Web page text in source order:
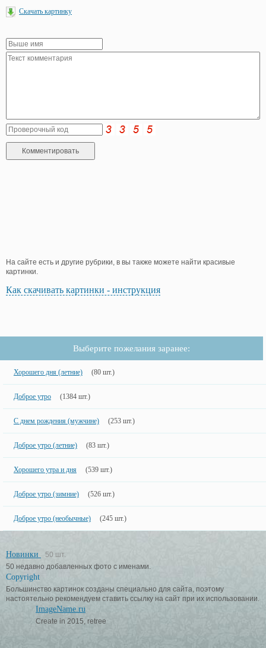
Скачать картинку
На сайте есть и другие рубрики, в вы также можете найти красивые
картинки.
Как скачивать картинки - инструкция
Выберите пожелания заранее:
Хорошего дня (летние) (80 шт.)
Доброе утро (1384 шт.)
С днем рождения (мужчине) (253 шт.)
Доброе утро (летние) (83 шт.)
Хорошего утра и дня (539 шт.)
Доброе утро (зимние) (526 шт.)
Доброе утро (необычные) (245 шт.)
Новинки
50 шт.
50 недавно добавленных фото с именами.
Copyright
Большинство картинок созданы специально для сайта, поэтому
настоятельно рекомендуем ставить ссылку на сайт при их использовании.
ImageName.ru
Create in 2015, retree